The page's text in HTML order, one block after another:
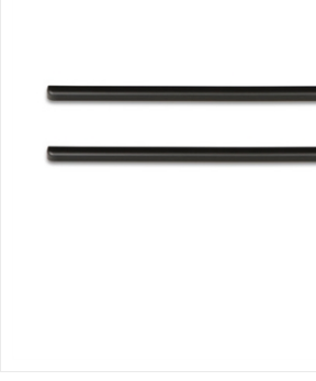
Honda - Elverk & Pumpar